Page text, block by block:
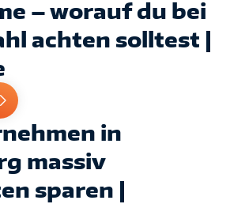
– worauf du bei
achten solltest |
in
massiv
sparen |